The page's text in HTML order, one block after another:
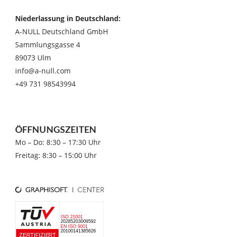
Niederlassung in Deutschland:
A-NULL Deutschland GmbH
Sammlungsgasse 4
89073 Ulm
info@a-null.com
+49 731 98543994
ÖFFNUNGSZEITEN
Mo – Do: 8:30 – 17:30 Uhr
Freitag: 8:30 – 15:00 Uhr